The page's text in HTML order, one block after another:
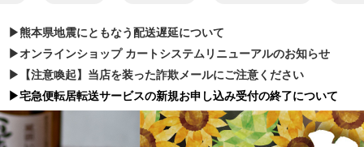
▶︎熊本県地震にともなう配送遅延について
▶︎オンラインショップ カートシステムリニューアルのお知らせ
▶︎【注意喚起】当店を装った詐欺メールにご注意ください
▶︎宅急便転居転送サービスの新規お申し込み受付の終了について